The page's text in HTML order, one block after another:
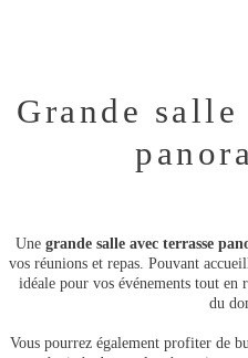
Grande salle
Une grande salle avec terrasse
vos réunions et repas. Pouvant
idéale pour vos événements tout
du
Vous pourrez également profiter de